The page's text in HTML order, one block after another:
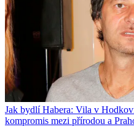
Jak bydlí Habera: Vila v
kompromis mezi přírodou a